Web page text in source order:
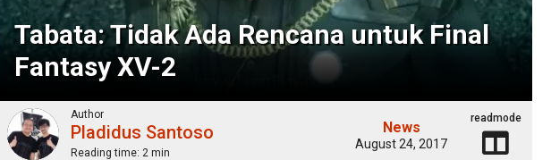
Tabata: Tidak Ada Rencana untuk Final
Fantasy XV-2
Author
Pladidus Santoso
Reading time: 2 min
News
August 24, 2017
readmode